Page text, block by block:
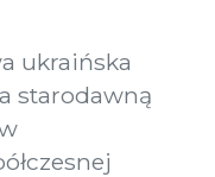
ukraińska
starodawną